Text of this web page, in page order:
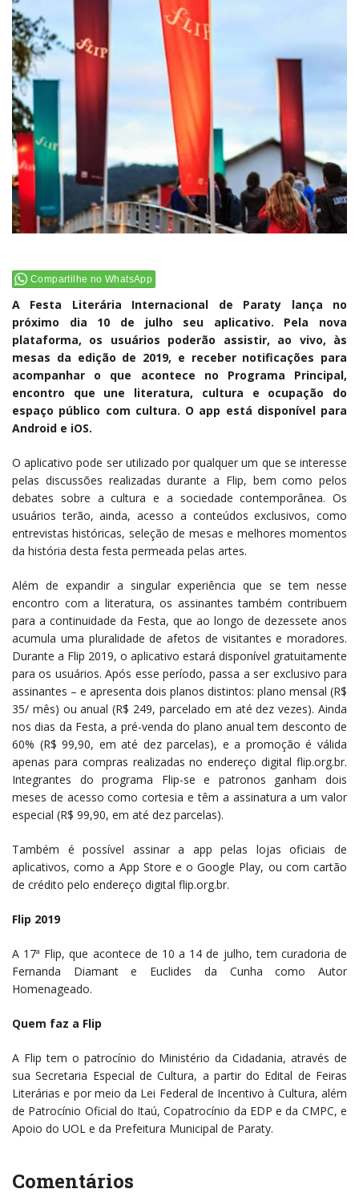
Compartilhe no WhatsApp
A Festa Literária Internacional de Paraty lança no
próximo dia 10 de julho seu aplicativo. Pela nova
plataforma, os usuários poderão assistir, ao vivo, às
mesas da edição de 2019, e receber notificações para
acompanhar o que acontece no Programa Principal,
encontro que une literatura, cultura e ocupação do
espaço público com cultura. O app está disponível para
Android e iOS.
O aplicativo pode ser utilizado por qualquer um que se interesse
pelas discussões realizadas durante a Flip, bem como pelos
debates sobre a cultura e a sociedade contemporânea. Os
usuários terão, ainda, acesso a conteúdos exclusivos, como
entrevistas históricas, seleção de mesas e melhores momentos
da história desta festa permeada pelas artes.
Além de expandir a singular experiência que se tem nesse
encontro com a literatura, os assinantes também contribuem
para a continuidade da Festa, que ao longo de dezessete anos
acumula uma pluralidade de afetos de visitantes e moradores.
Durante a Flip 2019, o aplicativo estará disponível gratuitamente
para os usuários. Após esse período, passa a ser exclusivo para
assinantes – e apresenta dois planos distintos: plano mensal (R$
35/ mês) ou anual (R$ 249, parcelado em até dez vezes). Ainda
nos dias da Festa, a pré-venda do plano anual tem desconto de
60% (R$ 99,90, em até dez parcelas), e a promoção é válida
apenas para compras realizadas no endereço digital flip.org.br.
Integrantes do programa Flip-se e patronos ganham dois
meses de acesso como cortesia e têm a assinatura a um valor
especial (R$ 99,90, em até dez parcelas).
Também é possível assinar a app pelas lojas oficiais de
aplicativos, como a App Store e o Google Play, ou com cartão
de crédito pelo endereço digital flip.org.br.
Flip 2019
A 17ª Flip, que acontece de 10 a 14 de julho, tem curadoria de
Fernanda Diamant e Euclides da Cunha como Autor
Homenageado.
Quem faz a Flip
A Flip tem o patrocínio do Ministério da Cidadania, através de
sua Secretaria Especial de Cultura, a partir do Edital de Feiras
Literárias e por meio da Lei Federal de Incentivo à Cultura, além
de Patrocínio Oficial do Itaú, Copatrocínio da EDP e da CMPC, e
Apoio do UOL e da Prefeitura Municipal de Paraty.
Comentários